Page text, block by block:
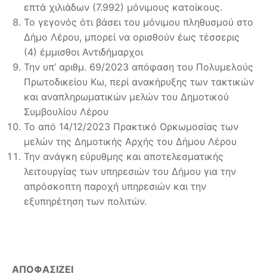
επτά χιλιάδων (7.992) μόνιμους κατοίκους.
Το γεγονός ότι βάσει του μόνιμου πληθυσμού στο
Δήμο Λέρου, μπορεί να ορισθούν έως τέσσερις
(4) έμμισθοι Αντιδήμαρχοι
Την υπ’ αριθμ. 69/2023 απόφαση του Πολυμελούς
Πρωτοδικείου Κω, περί ανακήρυξης των τακτικών
και αναπληρωματικών μελών του Δημοτικού
Συμβουλίου Λέρου
Το από 14/12/2023 Πρακτικό Ορκωμοσίας των
μελών της Δημοτικής Αρχής του Δήμου Λέρου
Την ανάγκη εύρυθμης και αποτελεσματικής
λειτουργίας των υπηρεσιών του Δήμου για την
απρόσκοπτη παροχή υπηρεσιών και την
εξυπηρέτηση των πολιτών.
ΑΠΟΦΑΣΙΖΕΙ